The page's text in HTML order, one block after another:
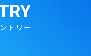
トリー